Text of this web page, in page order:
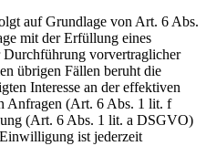
auf Grundlage von Art. 6 Abs.
mit der Erfüllung eines
Durchführung vorvertraglicher
übrigen Fällen beruht die
Interesse an der effektiven
Anfragen (Art. 6 Abs. 1 lit. f
(Art. 6 Abs. 1 lit. a DSGVO)
ist jederzeit